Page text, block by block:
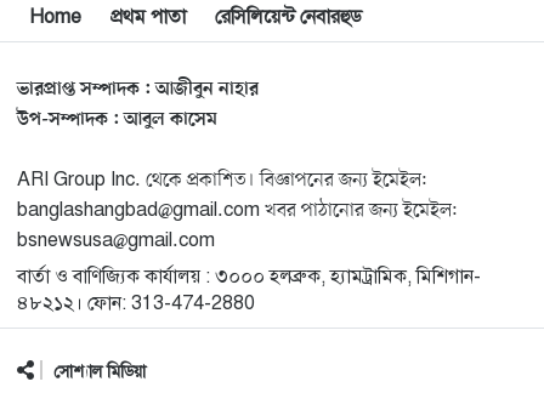
বিশ্বজুড়ে কূটনৈতিক পুনর্বিন্যাস, ৫ অঞ্চলে মিশন বন্ধ করছে
যুক্তরাষ্ট্র
১২
মিশিগানে ফ্রেন্ডস এন্ড ফ্যামিলির বনভোজনে প্রাণের উচ্ছ্বাস
১৩
মিশিগানে ডেমোক্র্যাটদের প্রাইমারিতে আল-সাইয়েদকে হারাতে
কেন এত মরিয়া ইসারায়েলি লবি এআইপ্যাক
১৪
মুনা দাওয়াহ কনফারেন্স ২০২৬ সম্পর্কে প্রেস ব্রিফিং
১৫
শেখ হাসিনার সঙ্গে সংবাদ সম্মেলনে থাকছেন সাকিব আল
Home প্রথম পাতা রেসিলিয়েন্ট নেবারহুড
ভারপ্রাপ্ত সম্পাদক : আজীবুন নাহার
উপ-সম্পাদক : আবুল কাসেম
ARI Group Inc. থেকে প্রকাশিত। বিজ্ঞাপনের জন্য ইমেইল:
banglashangbad@gmail.com খবর পাঠানোর জন্য ইমেইল:
bsnewsusa@gmail.com
বার্তা ও বাণিজ্যিক কার্যালয় : ৩০০০ হলব্রুক, হ্যামট্রামিক, মিশিগান-
৪৮২১২। ফোন: 313-474-2880
সোশ্যাল মিডিয়া